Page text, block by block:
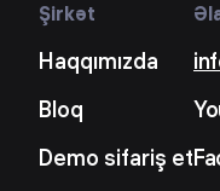
Şirkət
Haqqımızda
Bloq
Demo sifariş et